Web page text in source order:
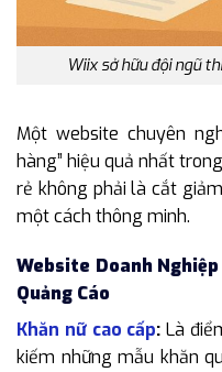
Wiix sở hữu đội ngũ
Một website chuyên
hàng” hiệu quả nhất
rẻ không phải là cắt
một cách thông minh.
Website Doanh
Quảng Cáo
Khăn nữ cao cấp: Là
kiếm những mẫu khăn